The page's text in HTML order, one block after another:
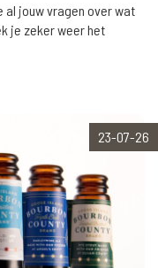
al jouw vragen over wat
je zeker weer het
23-07-26